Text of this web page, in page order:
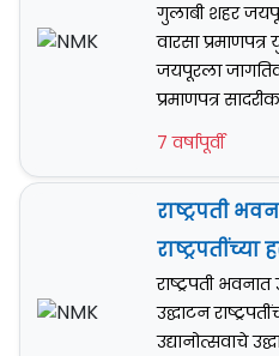
गुलाबी शहर
वारसा
जयपूरला
प्रमाणपत्र
7 वर्षापूर्वी
राष्ट्रपती
राष्ट्रपतींच्या
राष्ट्रपती भवनात
उद्घाटन
उद्यानोत्सवाचे